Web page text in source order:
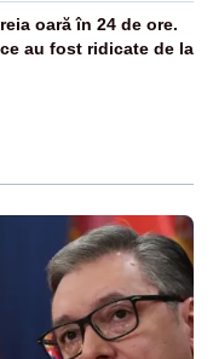
oară în 24 de ore.
au fost ridicate de la